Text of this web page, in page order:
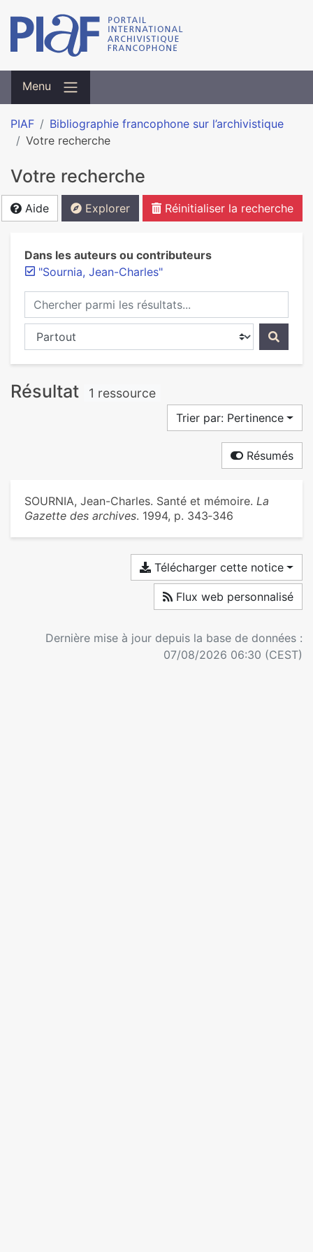
Menu
PIAF
Bibliographie francophone sur l’archivistique
Votre recherche
Votre recherche
Aide Explorer Réinitialiser la recherche
Dans les auteurs ou contributeurs
"Sournia, Jean-Charles"
Chercher parmi les résultats...
Chercher dans...
Résultat 1 ressource
Trier par: Pertinence
Résumés
SOURNIA, Jean-Charles. Santé et mémoire. La
Gazette des archives. 1994, p. 343‑346
Télécharger cette notice
Flux web personnalisé
Dernière mise à jour depuis la base de données :
07/08/2026 06:30 (CEST)